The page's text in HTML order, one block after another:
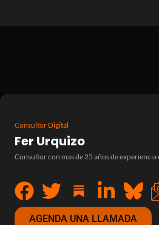
Consultor Digital
Fer Urquizo
Consultor con mas de 25 años de experiencia
AGENDA UNA LLAMADA